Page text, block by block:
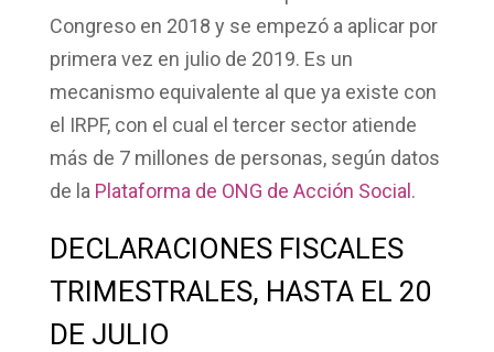
Congreso en 2018 y se empezó a aplicar por
primera vez en julio de 2019. Es un
mecanismo equivalente al que ya existe con
el IRPF, con el cual el tercer sector atiende
más de 7 millones de personas, según datos
de la Plataforma de ONG de Acción Social .
DECLARACIONES FISCALES
TRIMESTRALES, HASTA EL 20
DE JULIO